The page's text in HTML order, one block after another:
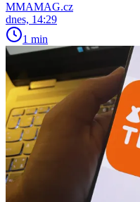
MMAMAG.cz
dnes, 14:29
1 min